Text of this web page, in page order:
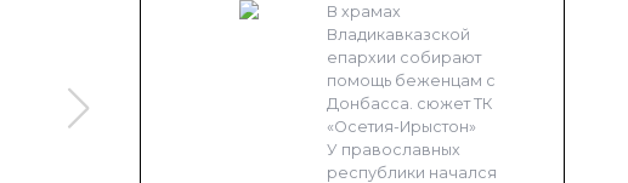
В храмах
Владикавказской
епархии собирают
помощь беженцам с
Донбасса. сюжет ТК
«Осетия-Ирыстон»
У православных
республики начался